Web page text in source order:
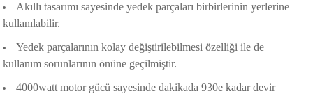
Üfleme Makinesi
Akıllı tasarımı sayesinde yedek parçaları birbirlerinin yerlerine
kullanılabilir.
Yedek parçalarının kolay değiştirilebilmesi özelliği ile de
kullanım sorunlarının önüne geçilmiştir.
4000watt motor gücü sayesinde dakikada 930e kadar devir